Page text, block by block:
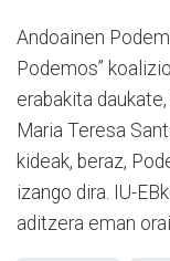
Andoainen
Podemos”
erabakita
Maria Teresa
kideak, beraz,
izango dira. IU-
aditzera eman